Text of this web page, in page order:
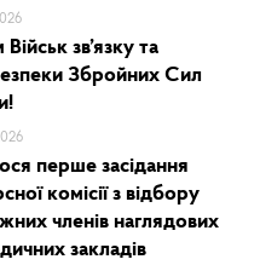
зв’язку та
Збройних Сил
перше засідання
комісії з відбору
членів наглядових
закладів